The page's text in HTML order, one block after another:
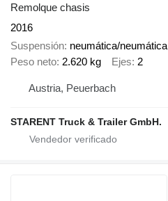
Remolque chasis
2016
Suspensión neumática/neumática
Peso neto 2.620 kg Ejes 2
Austria, Peuerbach
STARENT Truck & Trailer GmbH.